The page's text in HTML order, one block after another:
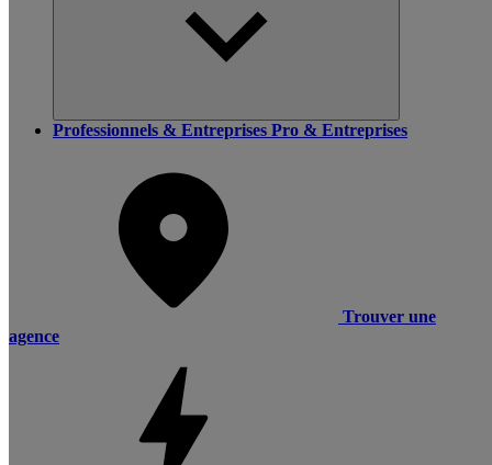
Professionnels & Entreprises Pro & Entreprises
Trouver une
agence